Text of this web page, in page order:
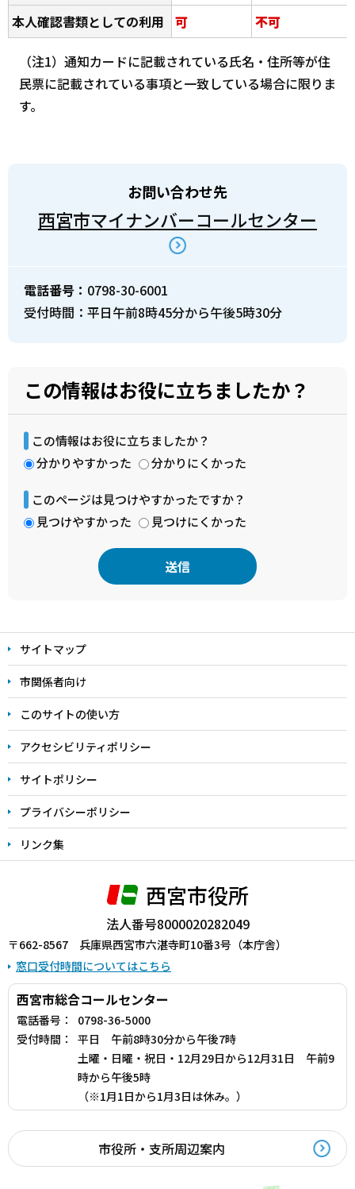
本人確認書類としての利用 可 不可
（注1）通知カードに記載されている氏名・住所等が住
民票に記載されている事項と一致している場合に限りま
す。
お問い合わせ先
西宮市マイナンバーコールセンター
電話番号： 0798-30-6001
受付時間：平日午前8時45分から午後5時30分
この情報はお役に立ちましたか？
この情報はお役に立ちましたか？
分かりやすかった
分かりにくかった
このページは見つけやすかったですか？
見つけやすかった
見つけにくかった
文
こ
こ
ま
で
サイトマップ
市関係者向け
このサイトの使い方
アクセシビリティポリシー
サイトポリシー
プライバシーポリシー
リンク集
西宮市役所
法人番号8000020282049
〒662-8567 兵庫県西宮市六湛寺町10番3号（本庁舎）
窓口受付時間についてはこちら
西宮市総合コールセンター
電話番号：
0798-36-5000
受付時間：
平日 午前8時30分から午後7時
土曜・日曜・祝日・12月29日から12月31日 午前9
時から午後5時
（※1月1日から1月3日は休み。）
市役所・支所周辺案内